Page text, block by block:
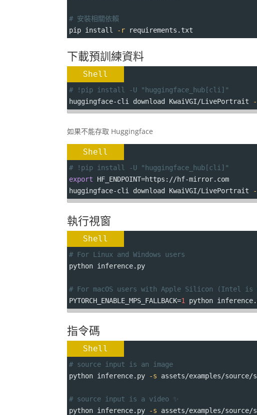
# 安裝相關依賴
pip install -r requirements.txt
下載預訓練資料
Shell
# !pip install -U "huggingface_hub[cli]"
huggingface-cli download KwaiVGI/LivePortrait
如果不能存取 Huggingface
Shell
# !pip install -U "huggingface_hub[cli]"
export
HF_ENDPOINT=https://hf-mirror.com
huggingface-cli download KwaiVGI/LivePortrait
執行視窗
Shell
# For Linux and Windows users
python inference.py
# For macOS users with Apple Silicon (Intel is
PYTORCH_ENABLE_MPS_FALLBACK=1 python
指令碼
Shell
# source input is an image
python inference.py -s assets/examples/source/
# source input is a video ✨
python inference.py -s assets/examples/source/